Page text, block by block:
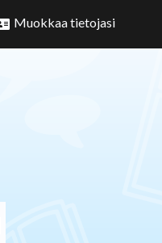
Muokkaa tietojasi